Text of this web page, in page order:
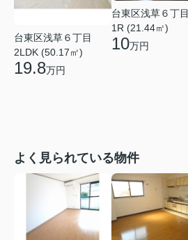
台東区浅草６丁目
2LDK (50.17㎡)
19.8万円
台東区浅草６丁目
1R (21.44㎡)
10万円
よく見られている物件